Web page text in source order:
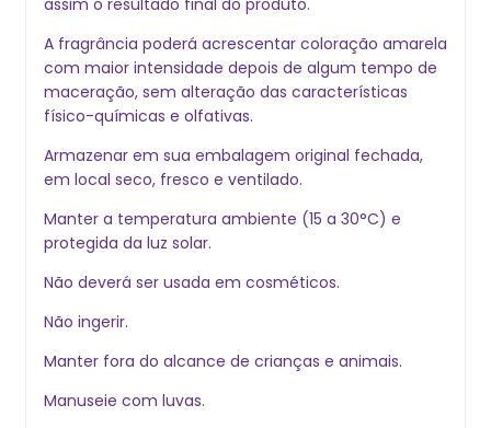
assim o resultado final do produto.
A fragrância poderá acrescentar coloração amarela
com maior intensidade depois de algum tempo de
maceração, sem alteração das características
físico-químicas e olfativas.
Armazenar em sua embalagem original fechada,
em local seco, fresco e ventilado.
Manter a temperatura ambiente (15 a 30°C) e
protegida da luz solar.
Não deverá ser usada em cosméticos.
Não ingerir.
Manter fora do alcance de crianças e animais.
Manuseie com luvas.